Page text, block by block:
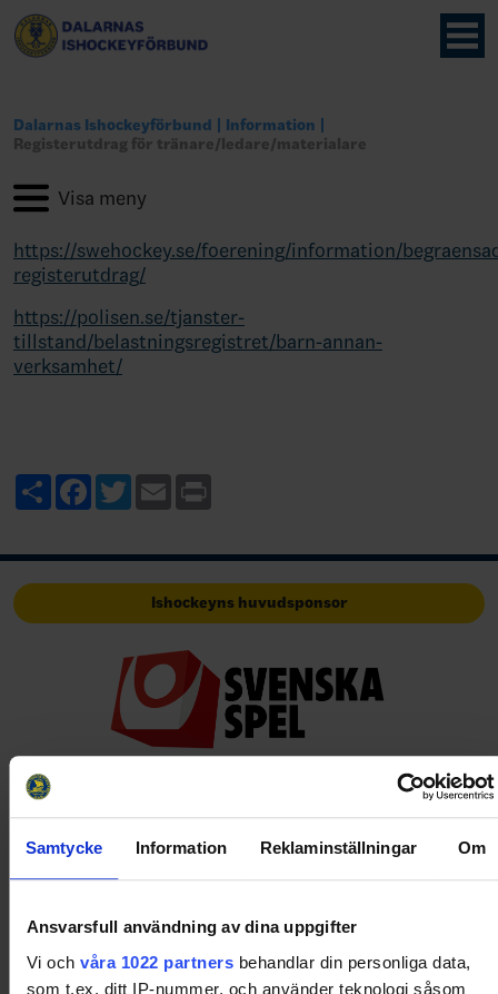
Samtycke Information Reklaminställningar Om
Ansvarsfull användning av dina uppgifter
Vi och våra 1022 partnersbehandlar din personliga data,
som t.ex. ditt IP-nummer, och använder teknologi såsom
Dalarnas Ishockeyförbund
Information
Registerutdrag för tränare/ledare/materialare
https://swehockey.se/foerening/information/
registerutdrag/
https://polisen.se/tjanster-
tillstand/belastningsregistret/barn-annan-
verksamhet/
ShareFacebook
TwitterEmail
Ishockeyns huvudsponsor